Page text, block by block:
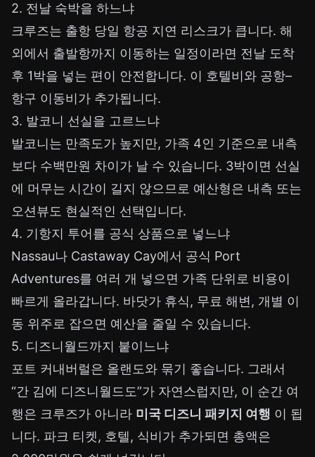
2. 전날 숙박을 하느냐
크루즈는 출항 당일 항공 지연 리스크가 큽니다. 해
외에서 출발항까지 이동하는 일정이라면 전날 도착
후 1박을 넣는 편이 안전합니다. 이 호텔비와 공항–
항구 이동비가 추가됩니다.
3. 발코니 선실을 고르느냐
발코니는 만족도가 높지만, 가족 4인 기준으로 내측
보다 수백만원 차이가 날 수 있습니다. 3박이면 선실
에 머무는 시간이 길지 않으므로 예산형은 내측 또는
오션뷰도 현실적인 선택입니다.
4. 기항지 투어를 공식 상품으로 넣느냐
Nassau나 Castaway Cay에서 공식 Port
Adventures를 여러 개 넣으면 가족 단위로 비용이
빠르게 올라갑니다. 바닷가 휴식, 무료 해변, 개별 이
동 위주로 잡으면 예산을 줄일 수 있습니다.
5. 디즈니월드까지 붙이느냐
포트 커내버럴은 올랜도와 묶기 좋습니다. 그래서
“간 김에 디즈니월드도”가 자연스럽지만, 이 순간 여
행은 크루즈가 아니라 미국 디즈니 패키지 여행 이 됩
니다. 파크 티켓, 호텔, 식비가 추가되면 총액은